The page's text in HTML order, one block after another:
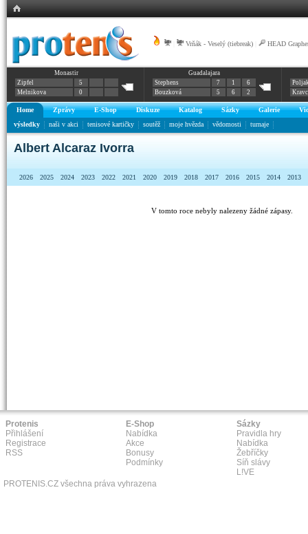
Vrňák - Veselý (tiebreak) HEAD
Monastir
Zipfel
5
Melnikova
0
Guadalajara
Stephens
7 1
6
Bouzková
5 6 2
Home Zprávy E-Shop Diskuze Katalog Sázky Galerie
výsledky
naši v akci tenisové kartičky soutěž moje hvězda vědomosti turnaje
Albert Alcaraz Ivorra
2026 2025 2024 2023 2022 2021 2020 2019 2018 2017 2016 2015 2014 2013
V tomto roce nebyly nalezeny žádné zápasy.
Protenis
Přihlášení
Registrace
RSS
E-Shop
Nabídka
Akce
Bonusy
Podmínky
Sázky
Pravidla hry
Nabídka
Žebříčky
Síň slávy
L!VE
PROTENIS.CZ všechna práva vyhrazena